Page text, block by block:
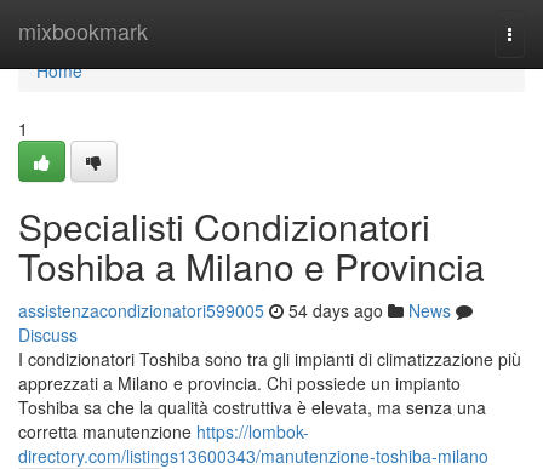
mixbookmark
Home
Home
1
Specialisti Condizionatori
Toshiba a Milano e Provincia
assistenzacondizionatori599005 54 days ago
News
Discuss
I condizionatori Toshiba sono tra gli impianti di climatizzazione più
apprezzati a Milano e provincia. Chi possiede un impianto
Toshiba sa che la qualità costruttiva è elevata, ma senza una
corretta manutenzione https://lombok-
directory.com/listings13600343/manutenzione-toshiba-milano